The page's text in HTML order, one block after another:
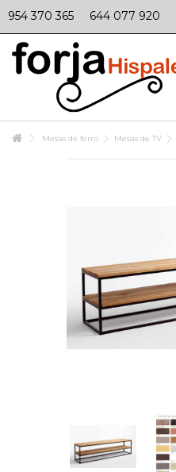
954 370 365 644 077 920
Mesas de ferro Mesas de TV